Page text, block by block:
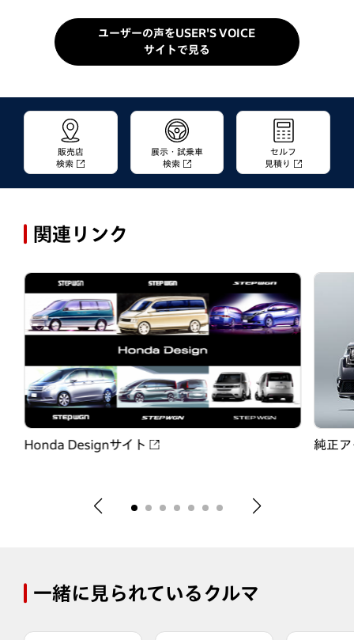
ユーザーの声をUSER'S VOICE
サイトで見る
販売店
検索
展示・試乗車
検索
セルフ
見積り
関連リンク
Honda Designサイト 純正
一緒に見られているクルマ